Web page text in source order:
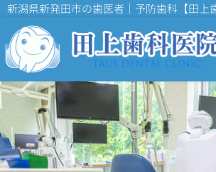
新潟県新発田市の歯医者｜予防歯科【田上